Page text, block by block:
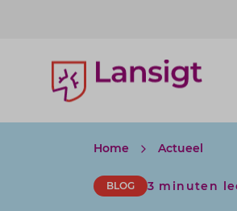
Lansigt Accountants logo
Home Actueel
BLOG 3 minuten